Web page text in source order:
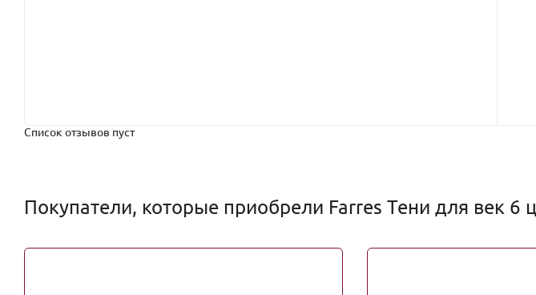
Список отзывов пуст
Покупатели, которые приобрели Farres Тени для век 6